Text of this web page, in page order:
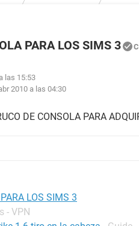
PARA LOS SIMS 3
las 15:53
2010 a las 04:30
DE CONSOLA PARA
LOS SIMS 3
- VPN